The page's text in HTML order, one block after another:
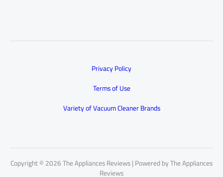
Privacy Policy
Terms of Use
Variety of Vacuum Cleaner Brands
Copyright © 2026 The Appliances Reviews | Powered by The Appliances
Reviews